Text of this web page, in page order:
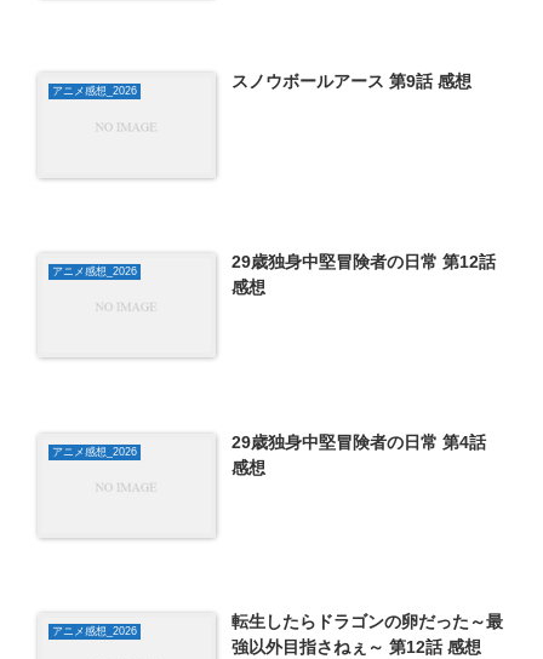
アニメ感想_2026 スノウボールアース 第9話 感想
アニメ感想_2026
29歳独身中堅冒険者の日常 第12話
感想
アニメ感想_2026
29歳独身中堅冒険者の日常 第4話
感想
アニメ感想_2026
転生したらドラゴンの卵だった～最
強以外目指さねぇ～ 第12話 感想